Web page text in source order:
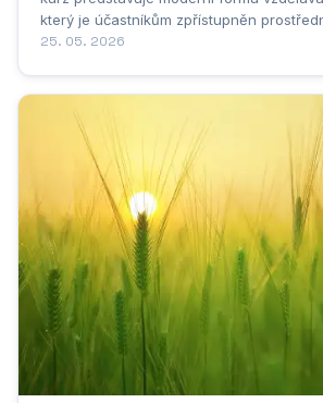
který je účastníkům zpřístupněn
internetového připojení, což umožňuje
25. 05. 2026